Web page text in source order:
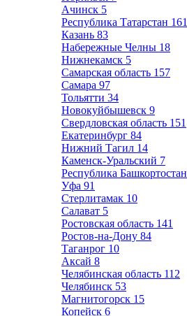
Ачинск 5
Республика Татарстан 161
Казань 83
Набережные Челны 18
Нижнекамск 5
Самарская область 157
Самара 97
Тольятти 34
Новокуйбышевск 9
Свердловская область 151
Екатеринбург 84
Нижний Тагил 14
Каменск-Уральский 7
Республика Башкортостан
Уфа 91
Стерлитамак 10
Салават 5
Ростовская область 141
Ростов-на-Дону 84
Таганрог 10
Аксай 8
Челябинская область 112
Челябинск 53
Магнитогорск 15
Копейск 6